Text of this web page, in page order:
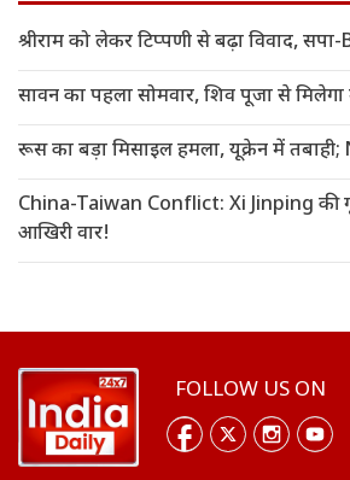
श्रीराम को लेकर टिप्पणी से बढ़ा विवाद,
सावन का पहला सोमवार, शिव पूजा से
रूस का बड़ा मिसाइल हमला, यूक्रेन में तबाही;
China-Taiwan Conflict: Xi Jinping की
आखिरी वार!
FOLLOW US ON